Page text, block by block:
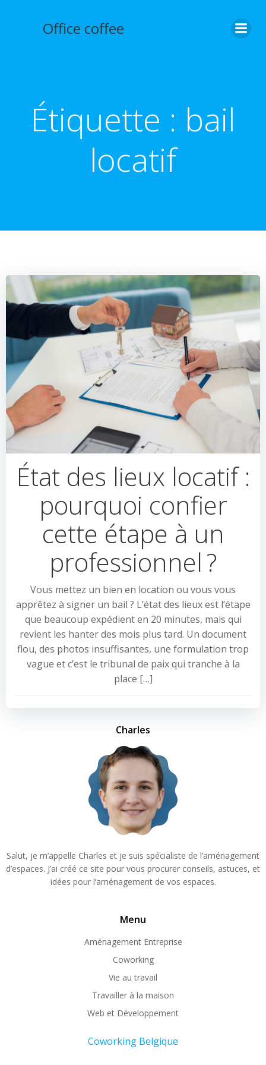
Office coffee
Étiquette : bail
locatif
État des lieux locatif :
pourquoi confier
cette étape à un
professionnel ?
Vous mettez un bien en location ou vous vous
apprêtez à signer un bail ? L’état des lieux est l’étape
que beaucoup expédient en 20 minutes, mais qui
revient les hanter des mois plus tard. Un document
flou, des photos insuffisantes, une formulation trop
vague et c’est le tribunal de paix qui tranche à la
place […]
Charles
Salut, je m’appelle Charles et je suis spécialiste de l’aménagement
d’espaces. J’ai créé ce site pour vous procurer conseils, astuces, et
idées pour l’aménagement de vos espaces.
Menu
Aménagement Entreprise
Coworking
Vie au travail
Travailler à la maison
Web et Développement
Coworking Belgique